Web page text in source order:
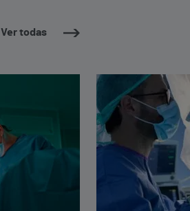
Ver todas